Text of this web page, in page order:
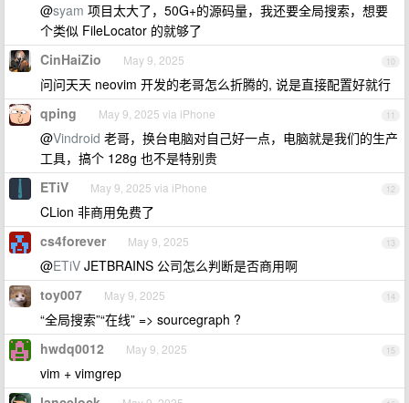
@syam 项目太大了，50G+的源码量，我还要全局搜索，想要
个类似 FileLocator 的就够了
10
CinHaiZio May 9, 2025
问问天天 neovim 开发的老哥怎么折腾的, 说是直接配置好就行
11
qping May 9, 2025 via iPhone
@Vindroid 老哥，换台电脑对自己好一点，电脑就是我们的生产
工具，搞个 128g 也不是特别贵
12
ETiV May 9, 2025 via iPhone
CLion 非商用免费了
13
cs4forever May 9, 2025
@ETiV JETBRAINS 公司怎么判断是否商用啊
14
toy007 May 9, 2025
“全局搜索”“在线” => sourcegraph ?
15
hwdq0012 May 9, 2025
vim + vimgrep